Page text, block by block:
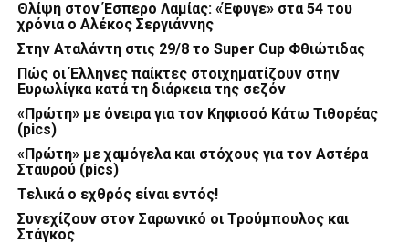
Θλίψη στον Έσπερο Λαμίας: «Έφυγε» στα 54 του
χρόνια ο Αλέκος Σεργιάννης
Στην Αταλάντη στις 29/8 το Super Cup Φθιώτιδας
Πώς οι Έλληνες παίκτες στοιχηματίζουν στην
Ευρωλίγκα κατά τη διάρκεια της σεζόν
«Πρώτη» με όνειρα για τον Κηφισσό Κάτω Τιθορέας
(pics)
«Πρώτη» με χαμόγελα και στόχους για τον Αστέρα
Σταυρού (pics)
Τελικά ο εχθρός είναι εντός!
Συνεχίζουν στον Σαρωνικό οι Τρούμπουλος και
Στάγκος